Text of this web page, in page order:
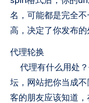
名，可能都是完全
高，决定了你发布的
代理轮换
代理有什么用处？
坛，网站把你当成
客的朋友应该知道